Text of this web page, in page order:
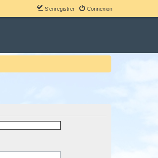
Connexion
S’enregistrer